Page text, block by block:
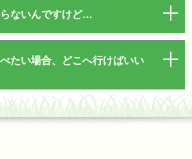
ないんですけど…
たい場合、どこへ行けばいい